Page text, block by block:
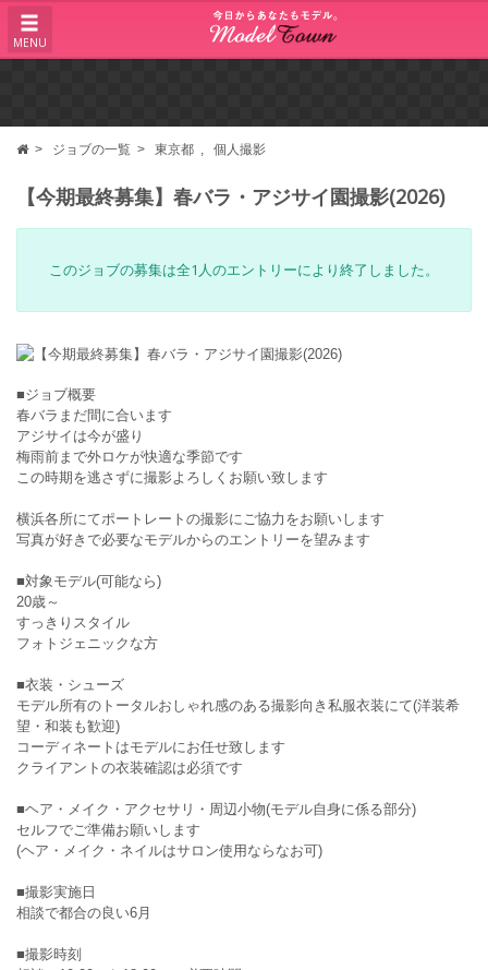
MENU
ジョブの一覧 東京都 個人撮影
【今期最終募集】春バラ・アジサイ園撮影(2026)
このジョブの募集は全1人のエントリーにより終了しました。
■ジョブ概要
春バラまだ間に合います
アジサイは今が盛り
梅雨前まで外ロケが快適な季節です
この時期を逃さずに撮影よろしくお願い致します
横浜各所にてポートレートの撮影にご協力をお願いします
写真が好きで必要なモデルからのエントリーを望みます
■対象モデル(可能なら)
20歳～
すっきりスタイル
フォトジェニックな方
■衣装・シューズ
モデル所有のトータルおしゃれ感のある撮影向き私服衣装にて(洋装希
望・和装も歓迎)
コーディネートはモデルにお任せ致します
クライアントの衣装確認は必須です
■ヘア・メイク・アクセサリ・周辺小物(モデル自身に係る部分)
セルフでご準備お願いします
(ヘア・メイク・ネイルはサロン使用ならなお可)
■撮影実施日
相談で都合の良い6月
■撮影時刻